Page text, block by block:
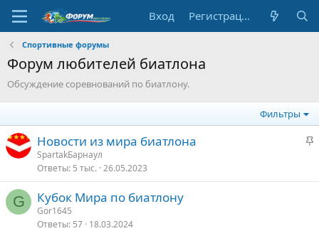
Вход Регистрация
Спортивные форумы
Форум любителей биатлона
Обсуждение соревнований по биатлону.
Фильтры
З
р
Новости из мира биатлона
SpartakБарнаул
Ответы 5 тыс. 26.05.2023
G Кубок Мира по биатлону
Gor1645
Ответы 57 18.03.2024